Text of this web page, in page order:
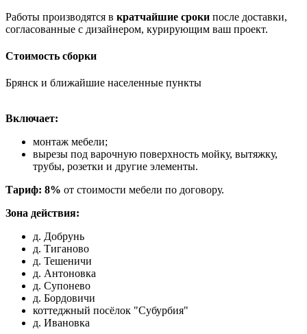
Работы производятся в кратчайшие сроки после доставки,
согласованные с дизайнером, курирующим ваш проект.
Стоимость сборки
Брянск и ближайшие населенные пункты
Включает:
монтаж мебели;
вырезы под варочную поверхность мойку, вытяжку,
трубы, розетки и другие элементы.
Тариф: 8% от стоимости мебели по договору.
Зона действия:
д. Добрунь
д. Тиганово
д. Тешеничи
д. Антоновка
д. Супонево
д. Бордовичи
коттеджный посёлок "Субурбия"
д. Ивановка